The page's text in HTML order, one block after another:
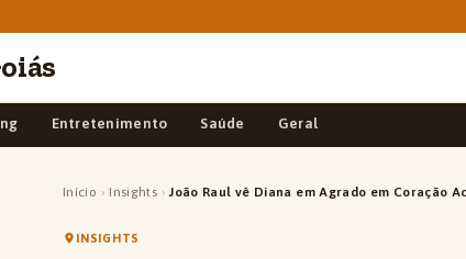
Entretenimento Saúde Geral
Início › Insights › João Raul vê Diana em Agrado em Coração
INSIGHTS